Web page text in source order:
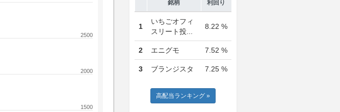
1500
2000
2500
銘柄 利回り
1
いちごオフィ
スリート投...
8.22 %
2 エニグモ 7.52 %
3 ブランジスタ 7.25 %
高配当ランキング »